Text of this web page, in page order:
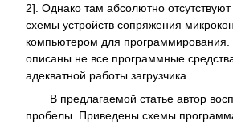
2]. Однако там абсолютно
схемы устройств сопряжения
компьютером для программирования.
описаны не все программные
адекватной работы загрузчика.
В предлагаемой статье автор
пробелы. Приведены схемы